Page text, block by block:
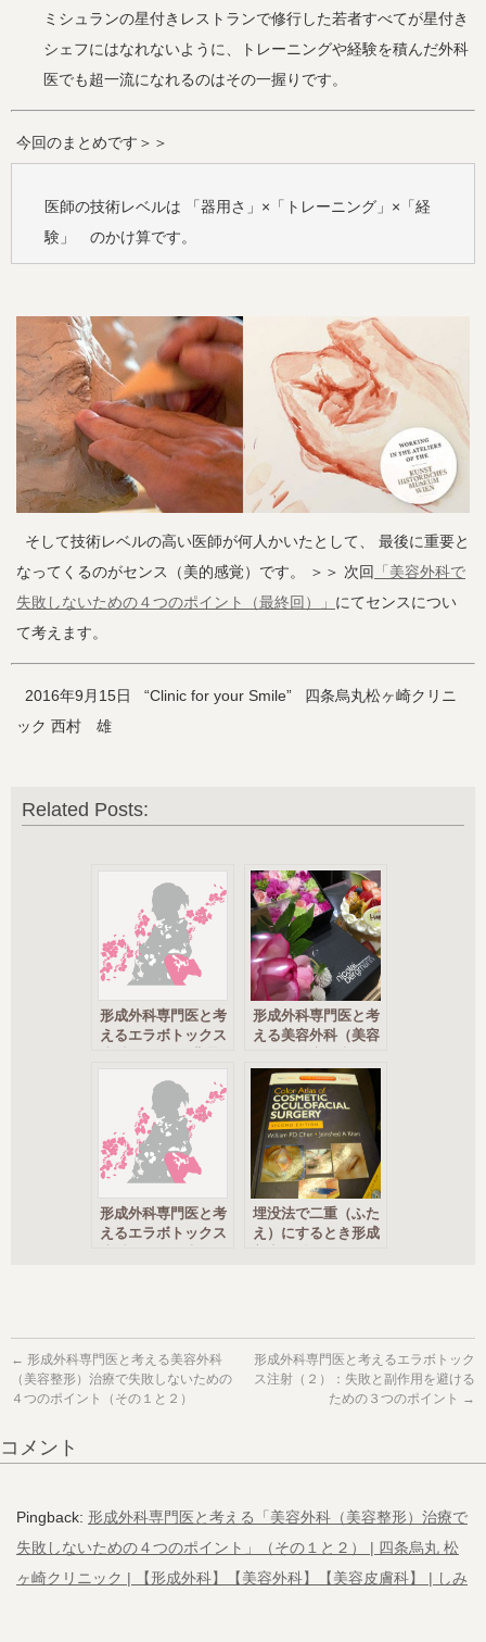
ミシュランの星付きレストランで修行した若者すべてが星付き
シェフにはなれないように、トレーニングや経験を積んだ外科
医でも超一流になれるのはその一握りです。
今回のまとめです＞＞
医師の技術レベルは 「器用さ」×「トレーニング」×「経
験」 のかけ算です。
そして技術レベルの高い医師が何人かいたとして、 最後に重要と
なってくるのがセンス（美的感覚）です。 ＞＞ 次回
「美容外科で
失敗しないための４つのポイント（最終回）」 にてセンスについ
て考えます。
2016年9月15日 “Clinic for your Smile” 四条烏丸松ヶ崎クリニ
ック 西村 雄
Related Posts:
形成外科専門医と考
えるエラボトックス
形成外科専門医と考
える美容外科（美容
ないための４つのポ
イント（その１と
２）
形成外科専門医と考
えるエラボトックス
埋没法で二重（ふた
え）にするとき形成
← 形成外科専門医と考える美容外科
（美容整形）治療で失敗しないための
４つのポイント（その１と２）
形成外科専門医と考えるエラボトック
ス注射（２）：失敗と副作用を避ける
ための３つのポイント →
コメント
Pingback: 形成外科専門医と考える「美容外科（美容整形）治療で
失敗しないための４つのポイント」（その１と２） | 四条烏丸 松
ヶ崎クリニック | 【形成外科】【美容外科】【美容皮膚科】 | しみ